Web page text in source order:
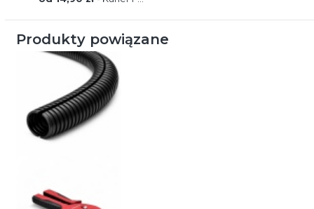
Produkty powiązane